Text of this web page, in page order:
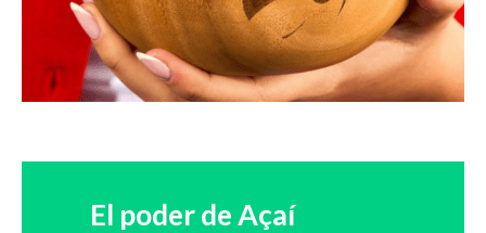
El poder de Açaí